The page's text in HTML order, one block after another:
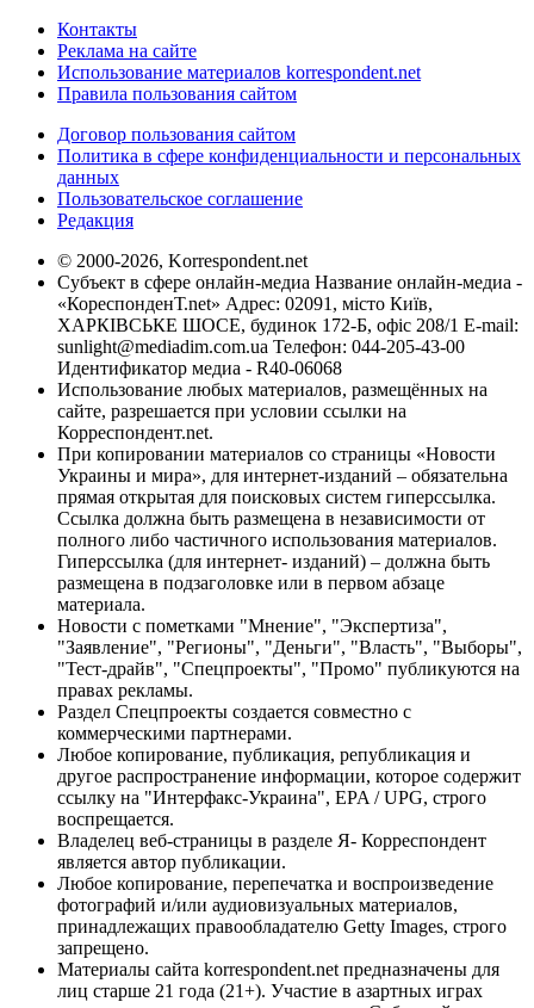
Контакты
Реклама на сайте
Использование материалов korrespondent.net
Правила пользования сайтом
Договор пользования сайтом
Политика в сфере конфиденциальности и персональных
данных
Пользовательское соглашение
Редакция
© 2000-2026, Korrespondent.net
Субъект в сфере онлайн-медиа Название онлайн-медиа -
«КореспонденТ.net» Адрес: 02091, місто Київ,
ХАРКІВСЬКЕ ШОСЕ, будинок 172-Б, офіс 208/1 E-mail:
sunlight@mediadim.com.ua Телефон: 044-205-43-00
Идентификатор медиа - R40-06068
Использование любых материалов, размещённых на
сайте, разрешается при условии ссылки на
Корреспондент.net.
При копировании материалов со страницы «Новости
Украины и мира», для интернет-изданий – обязательна
прямая открытая для поисковых систем гиперссылка.
Ссылка должна быть размещена в независимости от
полного либо частичного использования материалов.
Гиперссылка (для интернет- изданий) – должна быть
размещена в подзаголовке или в первом абзаце
материала.
Новости с пометками "Мнение", "Экспертиза",
"Заявление", "Регионы", "Деньги", "Власть", "Выборы",
"Тест-драйв", "Спецпроекты", "Промо" публикуются на
правах рекламы.
Раздел Спецпроекты создается совместно с
коммерческими партнерами.
Любое копирование, публикация, републикация и
другое распространение информации, которое содержит
ссылку на "Интерфакс-Украина", EPA / UPG, строго
воспрещается.
Владелец веб-страницы в разделе Я- Корреспондент
является автор публикации.
Любое копирование, перепечатка и воспроизведение
фотографий и/или аудиовизуальных материалов,
принадлежащих правообладателю Getty Images, строго
запрещено.
Материалы сайта korrespondent.net предназначены для
лиц старше 21 года (21+). Участие в азартных играх